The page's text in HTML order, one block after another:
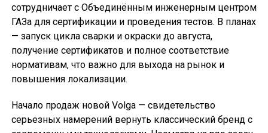
сотрудничает с Объединённым инженерным центром
ГАЗа для сертификации и проведения тестов. В планах
— запуск цикла сварки и окраски до августа,
получение сертификатов и полное соответствие
нормативам, что важно для выхода на рынок и
повышения локализации.
Начало продаж новой Volga — свидетельство
серьезных намерений вернуть классический бренд с